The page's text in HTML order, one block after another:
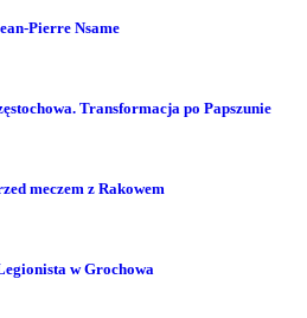
Pierre Nsame
Transformacja po Papszunie
meczem z Rakowem
w Grochowa